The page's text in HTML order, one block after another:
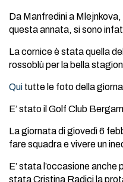
Da Manfredini a
questa annata, si sono
La cornice è stata quella
rossoblù per la bella
Qui tutte le foto della
E’ stato il Golf Club
La giornata di giovedì 6
fare squadra e vivere un
E’ stata l’occasione
stata Cristina Radici la